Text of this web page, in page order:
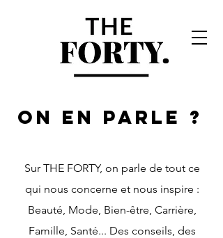
ON EN PARLE ?
Sur THE FORTY, on parle de tout ce
qui nous concerne et nous inspire :
Beauté, Mode, Bien-être, Carrière,
Famille, Santé... Des conseils, des